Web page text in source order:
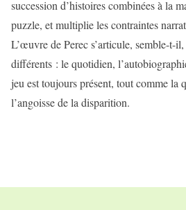
succession d’histoires combinées à la
puzzle, et multiplie les contraintes
L’œuvre de Perec s’articule, semble-t-
différents : le quotidien,
jeu est toujours présent, tout comme la
l’angoisse de la disparition.